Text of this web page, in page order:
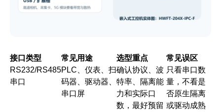
接口类型 常见用途 选型重点
常见误区
RS232/RS485
串口
PLC、仪表、扫
码器、驱动器、
串口屏
确认协议、波
特率、隔离能
力和实际口
数，最好预留
只看串口数
量，不看是
否原生隔离
或驱动成熟